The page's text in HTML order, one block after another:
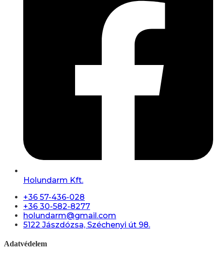
Holundarm Kft.
+36 57-436-028
+36 30-582-8277
holundarm@gmail.com
5122 Jászdózsa, Széchenyi út 98.
Adatvédelem